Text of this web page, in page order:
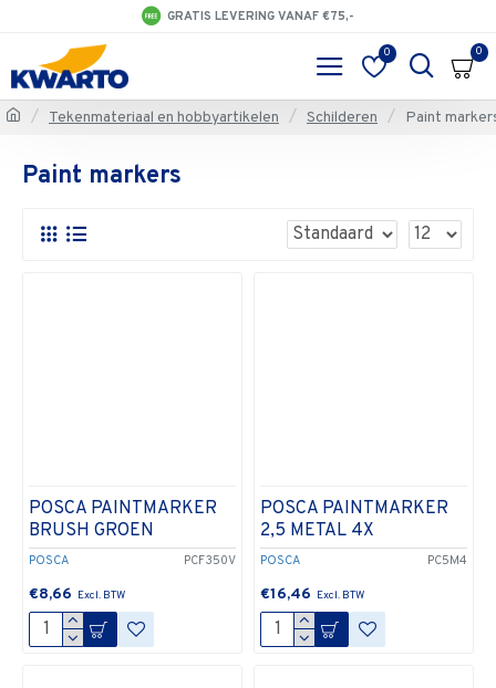
GRATIS LEVERING VANAF €75,-
0 0
Tekenmateriaal en hobbyartikelen Schilderen Paint
Paint markers
POSCA PCF350V
POSCA PAINTMARKER
BRUSH GROEN
€8,66
POSCA PC5M4
POSCA PAINTMARKER
2,5 METAL 4X
€16,46